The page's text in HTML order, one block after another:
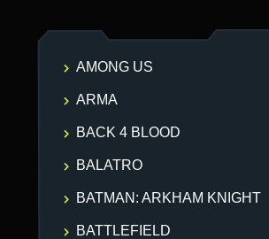
AMONG US
ARMA
BACK 4 BLOOD
BALATRO
BATMAN: ARKHAM KNIGHT
BATTLEFIELD